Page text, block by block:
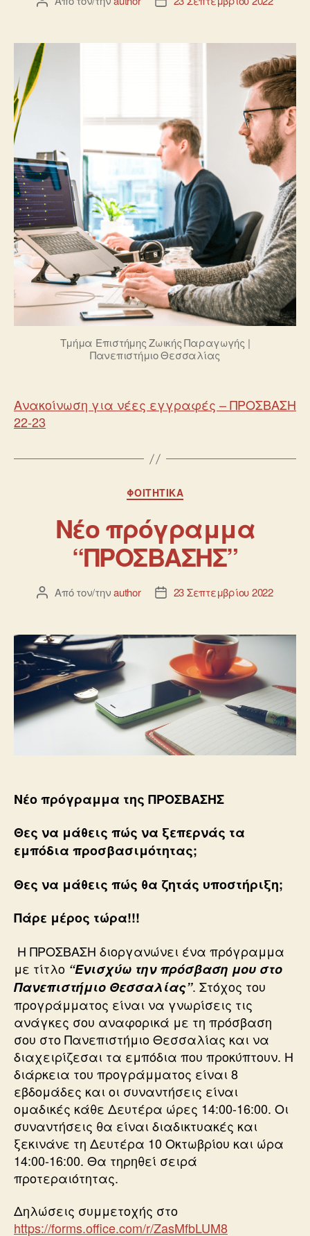
Τμήμα Επιστήμης Ζωικής Παραγωγής |
Πανεπιστήμιο Θεσσαλίας
Ανακοίνωση για νέες εγγραφές – ΠΡΟΣΒΑΣΗ
22-23
ΦΟΙΤΗΤΙΚΆ
Νέο πρόγραμμα
“ΠΡΟΣΒΑΣΗΣ”
Από τον/τηνauthor 23 Σεπτεμβρίου 2022
Νέο πρόγραμμα της ΠΡΟΣΒΑΣΗΣ
Θες να μάθεις πώς να ξεπερνάς τα
εμπόδια προσβασιμότητας;
Θες να μάθεις πώς θα ζητάς υποστήριξη;
Πάρε μέρος τώρα!!!
Η ΠΡΟΣΒΑΣΗ διοργανώνει ένα πρόγραμμα
με τίτλο “Ενισχύω την πρόσβαση μου στο
Πανεπιστήμιο Θεσσαλίας”. Στόχος του
προγράμματος είναι να γνωρίσεις τις
ανάγκες σου αναφορικά με τη πρόσβαση
σου στο Πανεπιστήμιο Θεσσαλίας και να
διαχειρίζεσαι τα εμπόδια που προκύπτουν. Η
διάρκεια του προγράμματος είναι 8
εβδομάδες και οι συναντήσεις είναι
ομαδικές κάθε Δευτέρα ώρες 14:00-16:00. Οι
συναντήσεις θα είναι διαδικτυακές και
ξεκινάνε τη Δευτέρα 10 Οκτωβρίου και ώρα
14:00-16:00. Θα τηρηθεί σειρά
προτεραιότητας.
Δηλώσεις συμμετοχής στο
https://forms.office.com/r/ZasMfbLUM8